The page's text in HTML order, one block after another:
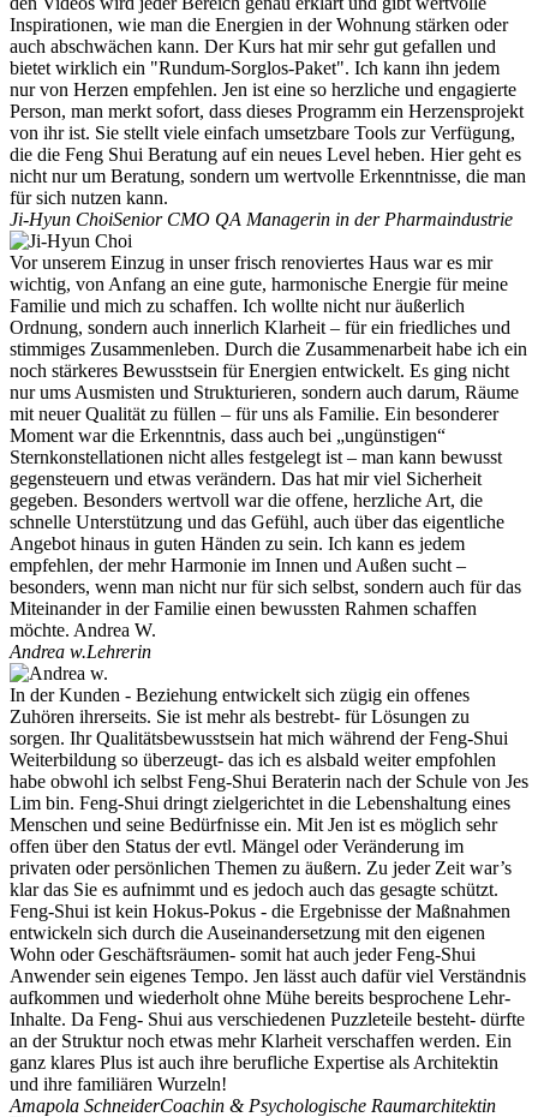
Inspirationen, wie man die Energien in der Wohnung stärken oder
auch abschwächen kann. Der Kurs hat mir sehr gut gefallen und
bietet wirklich ein "Rundum-Sorglos-Paket". Ich kann ihn jedem
nur von Herzen empfehlen. Jen ist eine so herzliche und engagierte
Person, man merkt sofort, dass dieses Programm ein Herzensprojekt
von ihr ist. Sie stellt viele einfach umsetzbare Tools zur Verfügung,
die die Feng Shui Beratung auf ein neues Level heben. Hier geht es
nicht nur um Beratung, sondern um wertvolle Erkenntnisse, die man
für sich nutzen kann.
Ji-Hyun ChoiSenior CMO QA Managerin in der Pharmaindustrie
Vor unserem Einzug in unser frisch renoviertes Haus war es mir
wichtig, von Anfang an eine gute, harmonische Energie für meine
Familie und mich zu schaffen. Ich wollte nicht nur äußerlich
Ordnung, sondern auch innerlich Klarheit – für ein friedliches und
stimmiges Zusammenleben. Durch die Zusammenarbeit habe ich ein
noch stärkeres Bewusstsein für Energien entwickelt. Es ging nicht
nur ums Ausmisten und Strukturieren, sondern auch darum, Räume
mit neuer Qualität zu füllen – für uns als Familie. Ein besonderer
Moment war die Erkenntnis, dass auch bei „ungünstigen“
Sternkonstellationen nicht alles festgelegt ist – man kann bewusst
gegensteuern und etwas verändern. Das hat mir viel Sicherheit
gegeben. Besonders wertvoll war die offene, herzliche Art, die
schnelle Unterstützung und das Gefühl, auch über das eigentliche
Angebot hinaus in guten Händen zu sein. Ich kann es jedem
empfehlen, der mehr Harmonie im Innen und Außen sucht –
besonders, wenn man nicht nur für sich selbst, sondern auch für das
Miteinander in der Familie einen bewussten Rahmen schaffen
möchte. Andrea W.
Andrea w.Lehrerin
In der Kunden - Beziehung entwickelt sich zügig ein offenes
Zuhören ihrerseits. Sie ist mehr als bestrebt- für Lösungen zu
sorgen. Ihr Qualitätsbewusstsein hat mich während der Feng-Shui
Weiterbildung so überzeugt- das ich es alsbald weiter empfohlen
habe obwohl ich selbst Feng-Shui Beraterin nach der Schule von Jes
Lim bin. Feng-Shui dringt zielgerichtet in die Lebenshaltung eines
Menschen und seine Bedürfnisse ein. Mit Jen ist es möglich sehr
offen über den Status der evtl. Mängel oder Veränderung im
privaten oder persönlichen Themen zu äußern. Zu jeder Zeit war’s
klar das Sie es aufnimmt und es jedoch auch das gesagte schützt.
Feng-Shui ist kein Hokus-Pokus - die Ergebnisse der Maßnahmen
entwickeln sich durch die Auseinandersetzung mit den eigenen
Wohn oder Geschäftsräumen- somit hat auch jeder Feng-Shui
Anwender sein eigenes Tempo. Jen lässt auch dafür viel Verständnis
aufkommen und wiederholt ohne Mühe bereits besprochene Lehr-
Inhalte. Da Feng- Shui aus verschiedenen Puzzleteile besteht- dürfte
an der Struktur noch etwas mehr Klarheit verschaffen werden. Ein
ganz klares Plus ist auch ihre berufliche Expertise als Architektin
und ihre familiären Wurzeln!
Amapola SchneiderCoachin & Psychologische Raumarchitektin